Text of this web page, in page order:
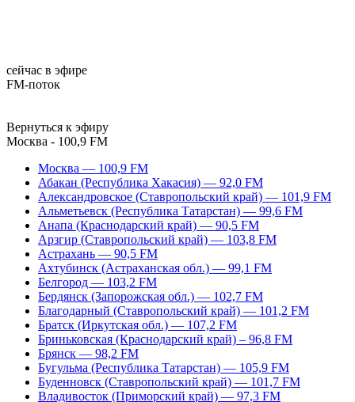
сейчас в эфире
FM-поток
Вернуться к эфиру
Москва - 100,9 FM
Москва — 100,9 FM
Абакан (Республика Хакасия) — 92,0 FM
Александровское (Ставропольский край) — 101,9 FM
Альметьевск (Республика Татарстан) — 99,6 FM
Анапа (Краснодарский край) — 90,5 FM
Арзгир (Ставропольский край) — 103,8 FM
Астрахань — 90,5 FM
Ахтубинск (Астраханская обл.) — 99,1 FM
Белгород — 103,2 FM
Бердянск (Запорожская обл.) — 102,7 FM
Благодарный (Ставропольский край) — 101,2 FM
Братск (Иркутская обл.) — 107,2 FM
Бриньковская (Краснодарский край) – 96,8 FM
Брянск — 98,2 FM
Бугульма (Республика Татарстан) — 105,9 FM
Буденновск (Ставропольский край) — 101,7 FM
Владивосток (Приморский край) — 97,3 FM